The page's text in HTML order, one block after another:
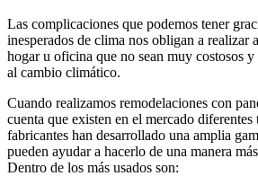
Las complicaciones que podemos tener
inesperados de clima nos obligan a realizar
hogar u oficina que no sean muy costosos
al cambio climático.
Cuando realizamos remodelaciones con
cuenta que existen en el mercado
fabricantes han desarrollado una amplia
pueden ayudar a hacerlo de una manera
Dentro de los más usados son: